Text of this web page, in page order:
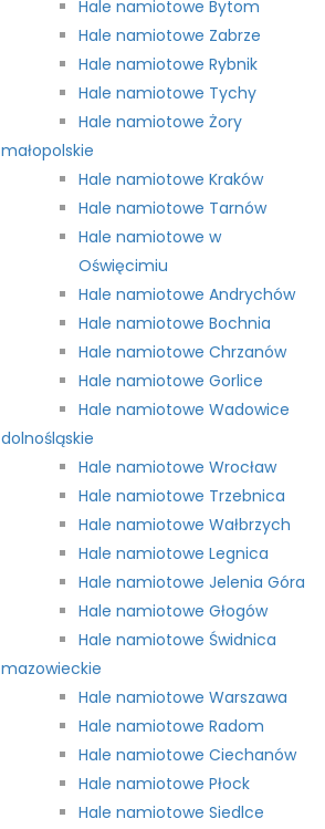
Hale namiotowe Bytom
Hale namiotowe Zabrze
Hale namiotowe Rybnik
Hale namiotowe Tychy
Hale namiotowe Żory
małopolskie
Hale namiotowe Kraków
Hale namiotowe Tarnów
Hale namiotowe w
Oświęcimiu
Hale namiotowe Andrychów
Hale namiotowe Bochnia
Hale namiotowe Chrzanów
Hale namiotowe Gorlice
Hale namiotowe Wadowice
dolnośląskie
Hale namiotowe Wrocław
Hale namiotowe Trzebnica
Hale namiotowe Wałbrzych
Hale namiotowe Legnica
Hale namiotowe Jelenia Góra
Hale namiotowe Głogów
Hale namiotowe Świdnica
mazowieckie
Hale namiotowe Warszawa
Hale namiotowe Radom
Hale namiotowe Ciechanów
Hale namiotowe Płock
Hale namiotowe Siedlce